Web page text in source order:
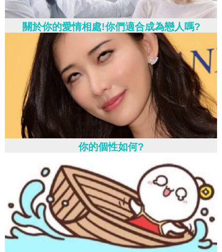
關於你的愛情相處!你們適合成為戀人嗎?
你的個性如何?